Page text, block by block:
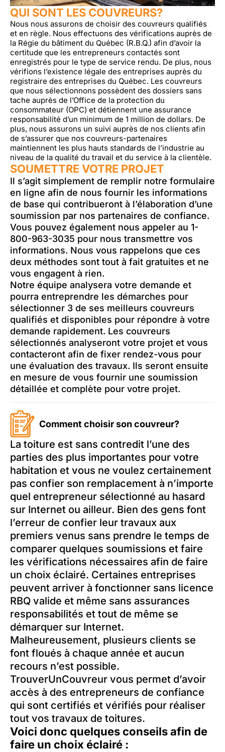
QUI SONT LES COUVREURS?
Nous nous assurons de choisir des couvreurs qualifiés
et en règle. Nous effectuons des vérifications auprès de
la Régie du bâtiment du Québec (R.B.Q.) afin d’avoir la
certitude que les entrepreneurs contactés sont
enregistrés pour le type de service rendu. De plus, nous
vérifions l’existence légale des entreprises auprès du
registraire des entreprises du Québec. Les couvreurs
que nous sélectionnons possèdent des dossiers sans
tache auprès de l’Office de la protection du
consommateur (OPC) et détiennent une assurance
responsabilité d’un minimum de 1 million de dollars. De
plus, nous assurons un suivi auprès de nos clients afin
de s’assurer que nos couvreurs-partenaires
maintiennent les plus hauts standards de l’industrie au
niveau de la qualité du travail et du service à la clientèle.
SOUMETTRE VOTRE PROJET
Il s’agit simplement de remplir notre formulaire
en ligne afin de nous fournir les informations
de base qui contribueront à l’élaboration d’une
soumission par nos partenaires de confiance.
Vous pouvez également nous appeler au 1-
800-963-3035 pour nous transmettre vos
informations. Nous vous rappelons que ces
deux méthodes sont tout à fait gratuites et ne
vous engagent à rien.
Notre équipe analysera votre demande et
pourra entreprendre les démarches pour
sélectionner 3 de ses meilleurs couvreurs
qualifiés et disponibles pour répondre à votre
demande rapidement. Les couvreurs
sélectionnés analyseront votre projet et vous
contacteront afin de fixer rendez-vous pour
une évaluation des travaux. Ils seront ensuite
en mesure de vous fournir une soumission
détaillée et complète pour votre projet.
Comment choisir son couvreur?
La toiture est sans contredit l’une des
parties des plus importantes pour votre
habitation et vous ne voulez certainement
pas confier son remplacement à n’importe
quel entrepreneur sélectionné au hasard
sur Internet ou ailleur. Bien des gens font
l’erreur de confier leur travaux aux
premiers venus sans prendre le temps de
comparer quelques soumissions et faire
les vérifications nécessaires afin de faire
un choix éclairé. Certaines entreprises
peuvent arriver à fonctionner sans licence
RBQ valide et même sans assurances
responsabilités et tout de même se
démarquer sur Internet.
Malheureusement, plusieurs clients se
font floués à chaque année et aucun
recours n’est possible.
TrouverUnCouvreur vous permet d’avoir
accès à des entrepreneurs de confiance
qui sont certifiés et vérifiés pour réaliser
tout vos travaux de toitures.
Voici donc quelques conseils afin de
faire un choix éclairé :